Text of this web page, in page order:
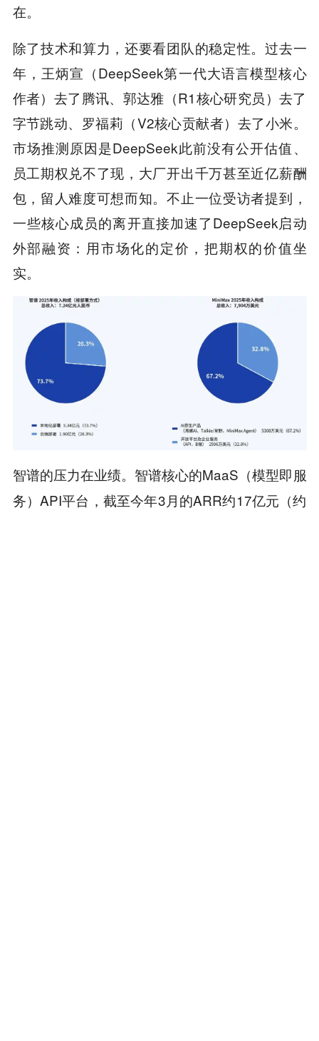
在。
除了技术和算力，还要看团队的稳定性。过去一
年，王炳宣（DeepSeek第一代大语言模型核心
作者）去了腾讯、郭达雅（R1核心研究员）去了
字节跳动、罗福莉（V2核心贡献者）去了小米。
市场推测原因是DeepSeek此前没有公开估值、
员工期权兑不了现，大厂开出千万甚至近亿薪酬
包，留人难度可想而知。不止一位受访者提到，
一些核心成员的离开直接加速了DeepSeek启动
外部融资：用市场化的定价，把期权的价值坐
实。
智谱的压力在业绩。 智谱核心的MaaS（模型即服
务）API平台，截至今年3月的ARR约17亿元（约